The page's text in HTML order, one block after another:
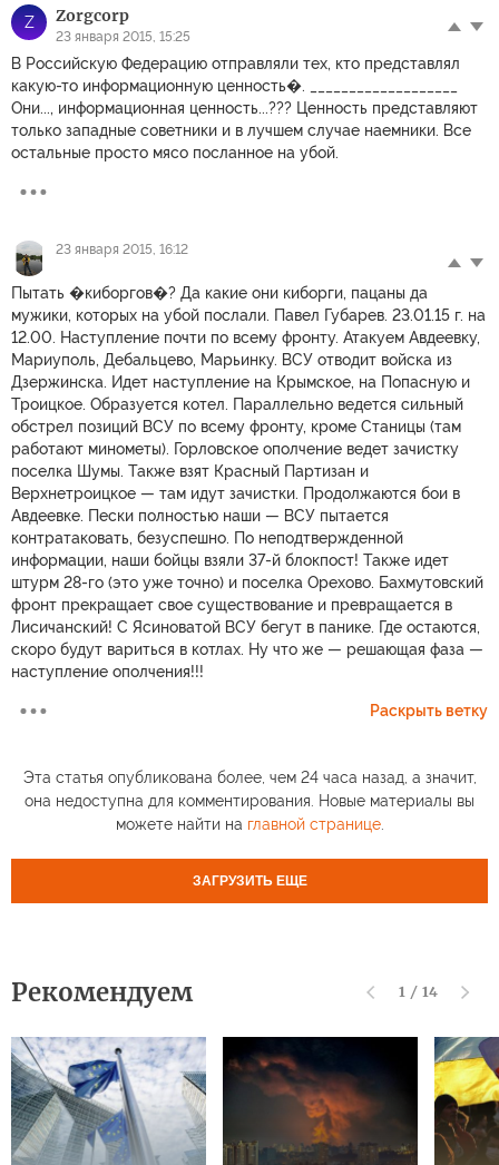
Z Zorgcorp
23 января 2015, 15:25
В Российскую Федерацию отправляли тех, кто представлял
какую-то информационную ценность�. ___________________
Они..., информационная ценность...??? Ценность представляют
только западные советники и в лучшем случае наемники. Все
остальные просто мясо посланное на убой.
23 января 2015, 16:12
Пытать �киборгов�? Да какие они киборги, пацаны да
мужики, которых на убой послали. Павел Губарев. 23.01.15 г. на
12.00. Наступление почти по всему фронту. Атакуем Авдеевку,
Мариуполь, Дебальцево, Марьинку. ВСУ отводит войска из
Дзержинска. Идет наступление на Крымское, на Попасную и
Троицкое. Образуется котел. Параллельно ведется сильный
обстрел позиций ВСУ по всему фронту, кроме Станицы (там
работают минометы). Горловское ополчение ведет зачистку
поселка Шумы. Также взят Красный Партизан и
Верхнетроицкое — там идут зачистки. Продолжаются бои в
Авдеевке. Пески полностью наши — ВСУ пытается
контратаковать, безуспешно. По неподтвержденной
информации, наши бойцы взяли 37-й блокпост! Также идет
штурм 28-го (это уже точно) и поселка Орехово. Бахмутовский
фронт прекращает свое существование и превращается в
Лисичанский! С Ясиноватой ВСУ бегут в панике. Где остаются,
скоро будут вариться в котлах. Ну что же — решающая фаза —
наступление ополчения!!!
Раскрыть ветку
Эта статья опубликована более, чем 24 часа назад, а значит,
она недоступна для комментирования. Новые материалы вы
можете найти на главной странице.
ЗАГРУЗИТЬ ЕЩЕ
Рекомендуем 1 / 14